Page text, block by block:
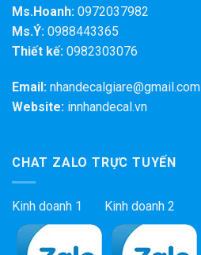
Ms.Hoanh: 0972037982
Ms.Ý: 0988443365
Thiết kế: 0982303076
Email: nhandecalgiare@gmail.com
Website: innhandecal.vn
CHAT ZALO TRỰC TUYẾN
Kinh doanh 1 Kinh doanh 2